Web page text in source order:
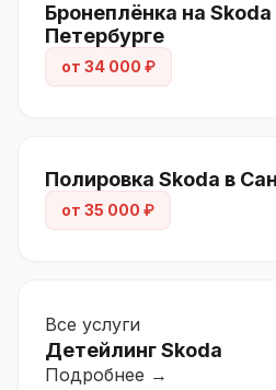
Бронеплёнка на
Петербурге
от 34 000 ₽
Полировка Skoda в
от 35 000 ₽
Все услуги
Детейлинг Skoda
Подробнее →